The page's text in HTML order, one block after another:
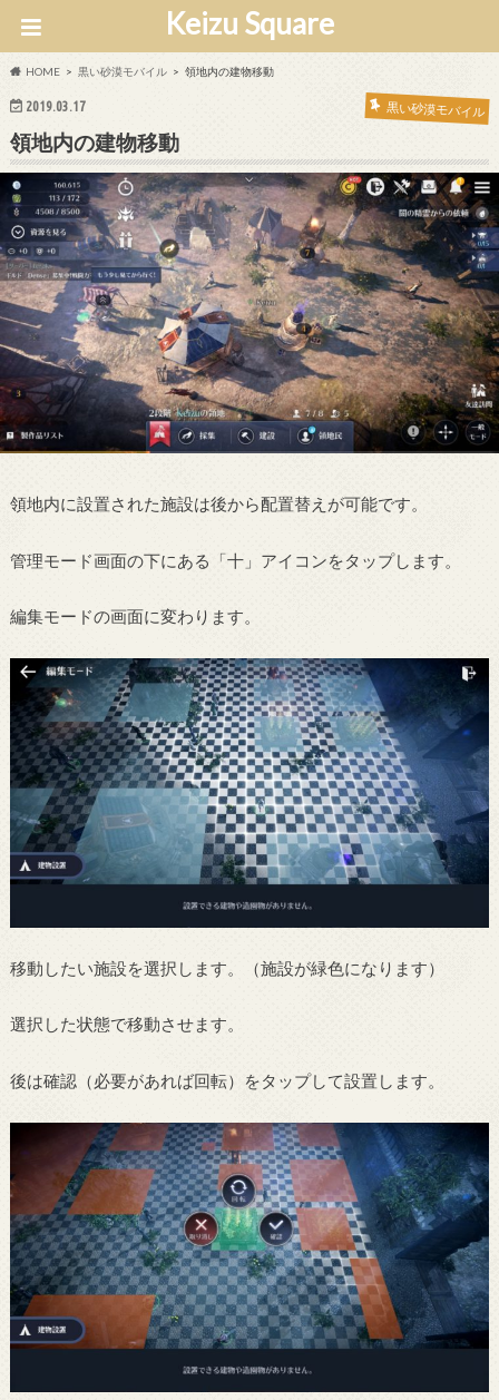
Keizu Square
HOME 黒い砂漠モバイル 領地内の建物移動
2019.03.17 黒い砂漠モバイル
領地内の建物移動
領地内に設置された施設は後から配置替えが可能です。
管理モード画面の下にある「十」アイコンをタップします。
編集モードの画面に変わります。
移動したい施設を選択します。（施設が緑色になります）
選択した状態で移動させます。
後は確認（必要があれば回転）をタップして設置します。